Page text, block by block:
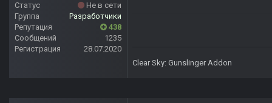
Статус
Не в сети
Группа
Разработчики
Репутация
438
Сообщений
1235
Регистрация
28.07.2020
Clear Sky: Gunslinger Addon